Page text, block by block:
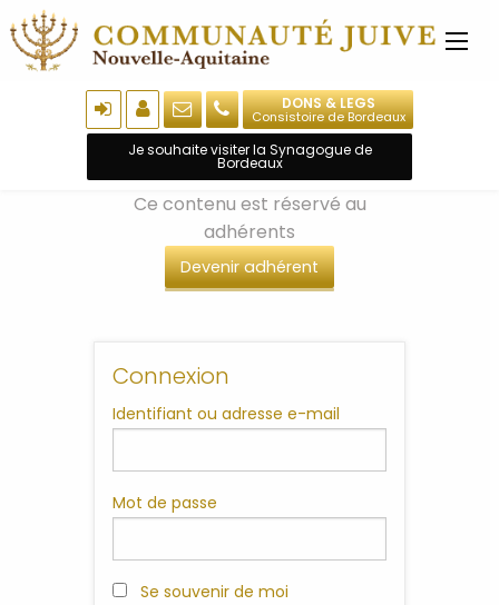
DONS & LEGS
Consistoire de Bordeaux
Je souhaite visiter la Synagogue de
Bordeaux
Ce contenu est réservé au
adhérents
Devenir adhérent
Connexion
Identifiant ou adresse e-mail
Mot de passe
Se souvenir de moi